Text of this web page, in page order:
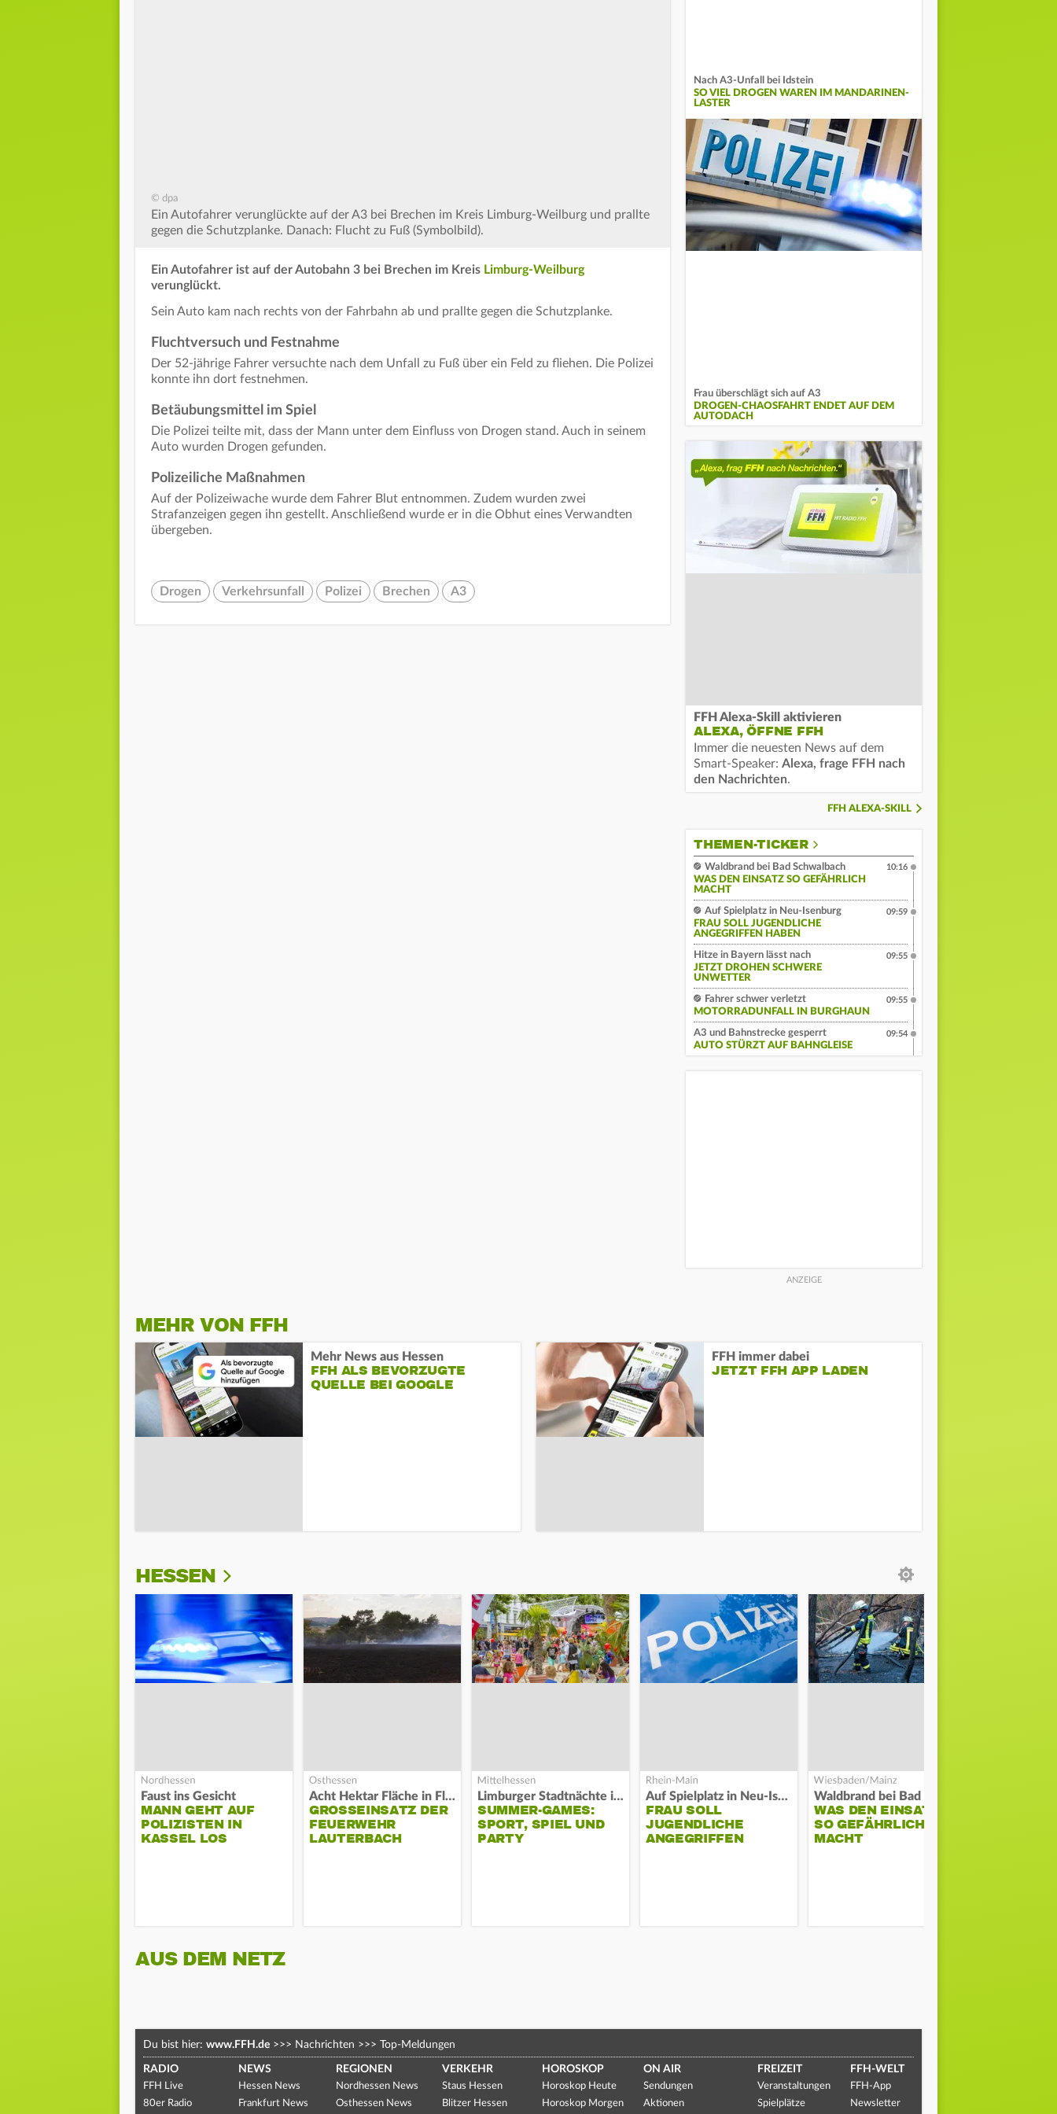
© dpa
Ein Autofahrer verunglückte auf der A3 bei Brechen im Kreis Limburg-Weilburg und prallte
gegen die Schutzplanke. Danach: Flucht zu Fuß (Symbolbild).
Ein Autofahrer ist auf der Autobahn 3 bei Brechen im Kreis Limburg-Weilburg
verunglückt.
Sein Auto kam nach rechts von der Fahrbahn ab und prallte gegen die Schutzplanke.
Fluchtversuch und Festnahme
Der 52-jährige Fahrer versuchte nach dem Unfall zu Fuß über ein Feld zu fliehen. Die Polizei
konnte ihn dort festnehmen.
Betäubungsmittel im Spiel
Die Polizei teilte mit, dass der Mann unter dem Einfluss von Drogen stand. Auch in seinem
Auto wurden Drogen gefunden.
Polizeiliche Maßnahmen
Auf der Polizeiwache wurde dem Fahrer Blut entnommen. Zudem wurden zwei
Strafanzeigen gegen ihn gestellt. Anschließend wurde er in die Obhut eines Verwandten
übergeben.
Drogen Verkehrsunfall Polizei Brechen A3
Nach A3-Unfall bei Idstein
SO VIEL DROGEN WAREN IM MANDARINEN-
LASTER
Frau überschlägt sich auf A3
DROGEN-CHAOSFAHRT ENDET AUF DEM
AUTODACH
FFH Alexa-Skill aktivieren
ALEXA, ÖFFNE FFH
Immer die neuesten News auf dem
Smart-Speaker: Alexa, frage FFH nach
den Nachrichten.
FFH ALEXA-SKILL
THEMEN-TICKER
Waldbrand bei Bad Schwalbach
WAS DEN EINSATZ SO GEFÄHRLICH
MACHT
10:16
Auf Spielplatz in Neu-Isenburg
FRAU SOLL JUGENDLICHE
ANGEGRIFFEN HABEN
09:59
Hitze in Bayern lässt nach
JETZT DROHEN SCHWERE
UNWETTER
09:55
Fahrer schwer verletzt
MOTORRADUNFALL IN BURGHAUN
09:55
A3 und Bahnstrecke gesperrt
AUTO STÜRZT AUF BAHNGLEISE
09:54
MEHR VON FFH
Mehr News aus Hessen
FFH ALS BEVORZUGTE
QUELLE BEI GOOGLE
FFH immer dabei
JETZT FFH APP LADEN
HESSEN
Faust ins Gesicht
MANN GEHT AUF
POLIZISTEN IN
KASSEL LOS
Acht Hektar Fläche in Flammen
GROSSEINSATZ DER F
EUERWEHR L
AUTERBACH
Limburger Stadtnächte im Sand
SUMMER-GAMES:
SPORT, SPIEL UND
PARTY
Auf Spielplatz in Neu-Isenburg
FRAU SOLL
JUGENDLICHE
ANGEGRIFFEN
WAS DEN EINSATZ
SO GEFÄHRLICH
MACHT
AUS DEM NETZ
Du bist hier: www.FFH.de >>> Nachrichten >>> Top-Meldungen
RADIO
FFH Live
80er Radio
NEWS
Hessen News
Frankfurt News
REGIONEN
Nordhessen News
Osthessen News
VERKEHR
Staus Hessen
Blitzer Hessen
HOROSKOP
Horoskop Heute
Horoskop Morgen
ON AIR
Sendungen
Aktionen
FREIZEIT
Veranstaltungen
Spielplätze
FFH-WELT
FFH-App
Newsletter